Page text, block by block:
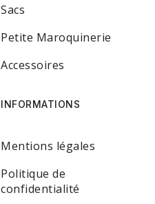
Sacs
Petite Maroquinerie
Accessoires
INFORMATIONS
Mentions légales
Politique de
confidentialité